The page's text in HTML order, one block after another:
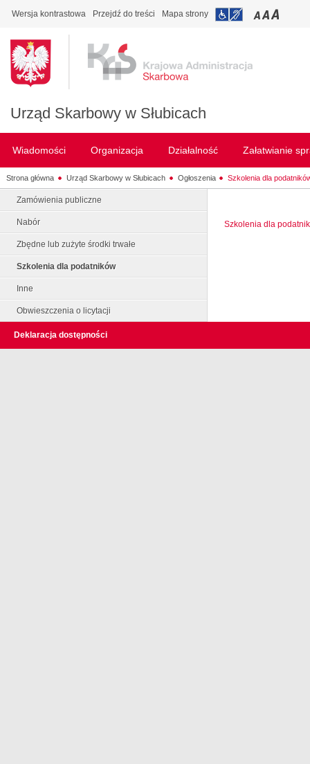
Wersja kontrastowa Przejdź do treści Mapa strony
Urząd Skarbowy w Słubicach
Wiadomości Organizacja Działalność Załatwianie
Strona główna Urząd Skarbowy w Słubicach Ogłoszenia Szkolenia dla
Zamówienia publiczne
Nabór
Zbędne lub zużyte środki trwałe
Szkolenia dla podatników
Inne
Obwieszczenia o licytacji
Szkolenia dla
Deklaracja dostępności